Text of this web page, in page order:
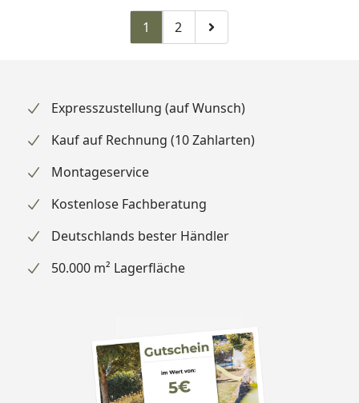
1 Zu Seite 2
2 Zur nächsten Seite
Expresszustellung (auf Wunsch)
Kauf auf Rechnung (10 Zahlarten)
Montageservice
Kostenlose Fachberatung
Deutschlands bester Händler
50.000 m² Lagerfläche